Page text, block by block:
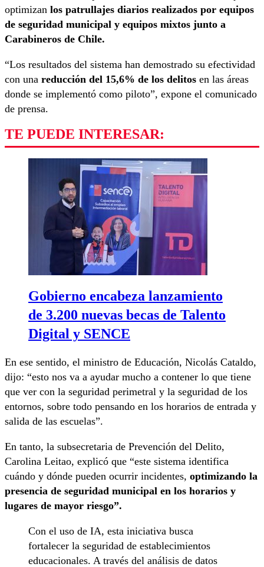
optimizan los patrullajes diarios realizados por equipos
de seguridad municipal y equipos mixtos junto a
Carabineros de Chile.
“Los resultados del sistema han demostrado su efectividad
con una reducción del 15,6% de los delitos en las áreas
donde se implementó como piloto”, expone el comunicado
de prensa.
TE PUEDE INTERESAR:
Gobierno encabeza lanzamiento
de 3.200 nuevas becas de Talento
Digital y SENCE
En ese sentido, el ministro de Educación, Nicolás Cataldo,
dijo: “esto nos va a ayudar mucho a contener lo que tiene
que ver con la seguridad perimetral y la seguridad de los
entornos, sobre todo pensando en los horarios de entrada y
salida de las escuelas”.
En tanto, la subsecretaria de Prevención del Delito,
Carolina Leitao, explicó que “este sistema identifica
cuándo y dónde pueden ocurrir incidentes, optimizando la
presencia de seguridad municipal en los horarios y
lugares de mayor riesgo”.
Con el uso de IA, esta iniciativa busca
fortalecer la seguridad de establecimientos
educacionales. A través del análisis de datos